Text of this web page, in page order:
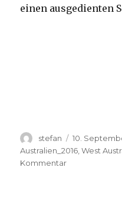
einen ausgedienten
Autor
stefan
am
10.
Australien_2016 ,West
Kommentarzu